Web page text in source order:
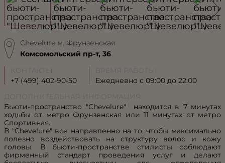
Chevelure м. Фрунзенская
Комсомольский пр-т, 36
+7 (499) 402-90-50
Ежедневно с 09:00 до 22:00
Бьюти-пространство "Chevelure" находится в 7 минутах
ходьбы от метро Фрунзенская или 11 минутах от метро
Спортивная.
В "Chevelure" все направленно на то, чтобы максимально
полезно воздействовать на структуру волос и кожу
головы. В бьюти-пространстве стилисты соблюдают
фирменный стандарт проведения услуг и делают